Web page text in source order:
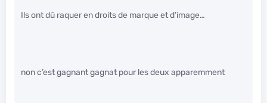
Ils ont dû raquer en droits de marque et d’image…
non c’est gagnant gagnat pour les deux apparemment